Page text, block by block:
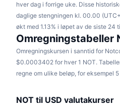
hver dag i forrige uke. Disse
daglige stengningen kl. 00.00
økt med 1.13% i løpet av de siste 24
Omregningstabeller
Omregningskursen i sanntid for
$0.0003402 for hver 1 NOT.
regne om ulike beløp, for eksempel
NOT til USD valutakurser